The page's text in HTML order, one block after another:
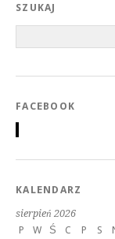
SZUKAJ
FACEBOOK
KALENDARZ
sierpień 2026
P
W Ś C P S